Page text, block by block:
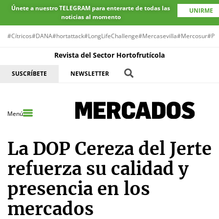
Únete a nuestro TELEGRAM para enterarte de todas las
noticias al momento
UNIRME
#Cítricos#DANA#hortattack#LongLifeChallenge#Mercasevilla#Mercosur
Revista del Sector Hortofrutícola
SUSCRÍBETE NEWSLETTER
Menú
La DOP Cereza del Jerte
refuerza su calidad y
presencia en los
mercados